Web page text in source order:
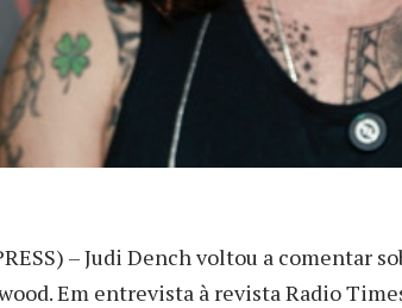
– Judi Dench voltou a comentar
Em entrevista à revista Radio